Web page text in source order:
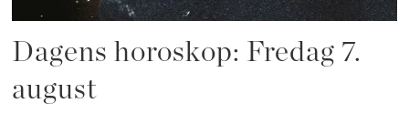
Dagens horoskop: Fredag 7.
august